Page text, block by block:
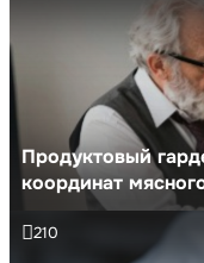
Продуктовый
координат
210